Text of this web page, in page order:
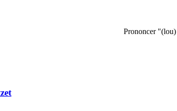
Prononcer